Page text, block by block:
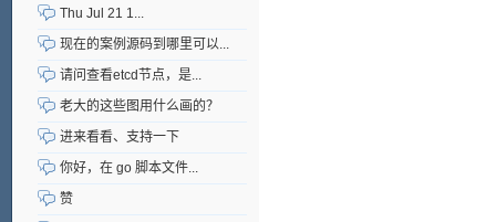
Thu Jul 21 1...
现在的案例源码到哪里可以...
请问查看etcd节点，是...
老大的这些图用什么画的？
进来看看、支持一下
你好，在 go 脚本文件...
赞